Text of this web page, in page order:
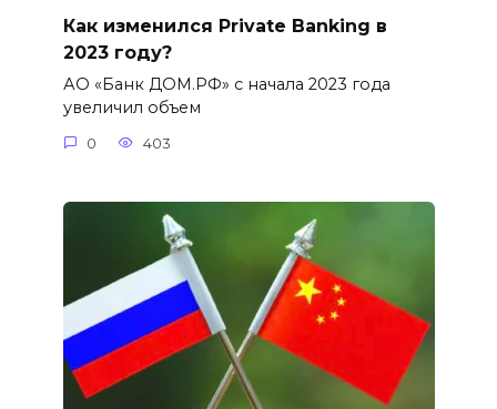
Как изменился Private Banking в
2023 году?
АО «Банк ДОМ.РФ» с начала 2023 года
увеличил объем
0 403